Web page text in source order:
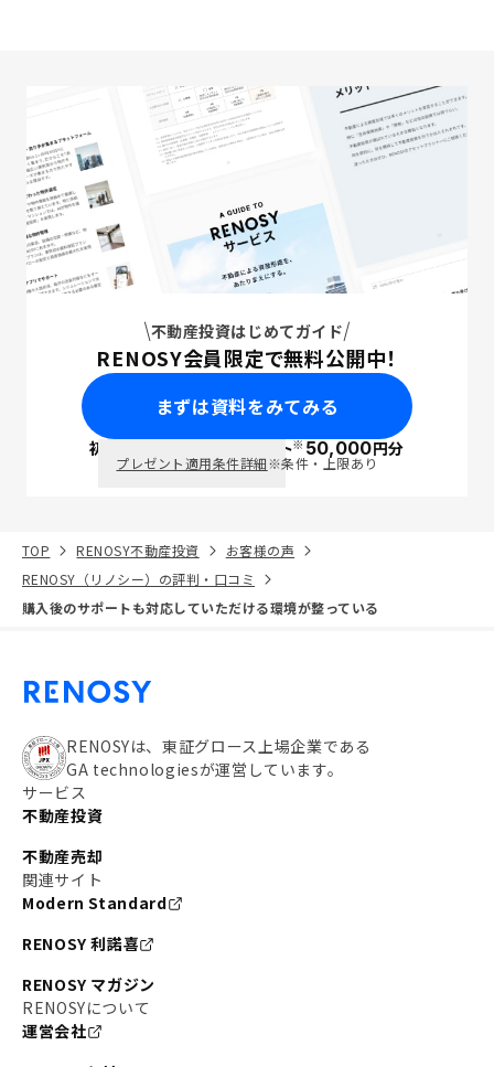
不動産投資はじめてガイド
RENOSY会員限定で無料公開中！
まずは資料をみてみる
初回面談で ポイント※50,000円分
プレゼント適用条件詳細※条件・上限あり
TOP RENOSY不動産投資
お客様の声
RENOSY（リノシー）の評判・口コミ
購入後のサポートも対応していただける環境が整っている
RENOSYは、東証グロース上場企業である
GA technologiesが運営しています。
サービス
不動産投資
不動産売却
関連サイト
Modern Standard
RENOSY 利諾喜
RENOSY マガジン
RENOSYについて
運営会社